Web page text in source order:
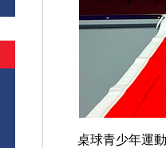
桌球青少年運